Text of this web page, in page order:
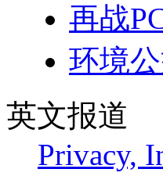
再战
环境
英文报道
Privacy,